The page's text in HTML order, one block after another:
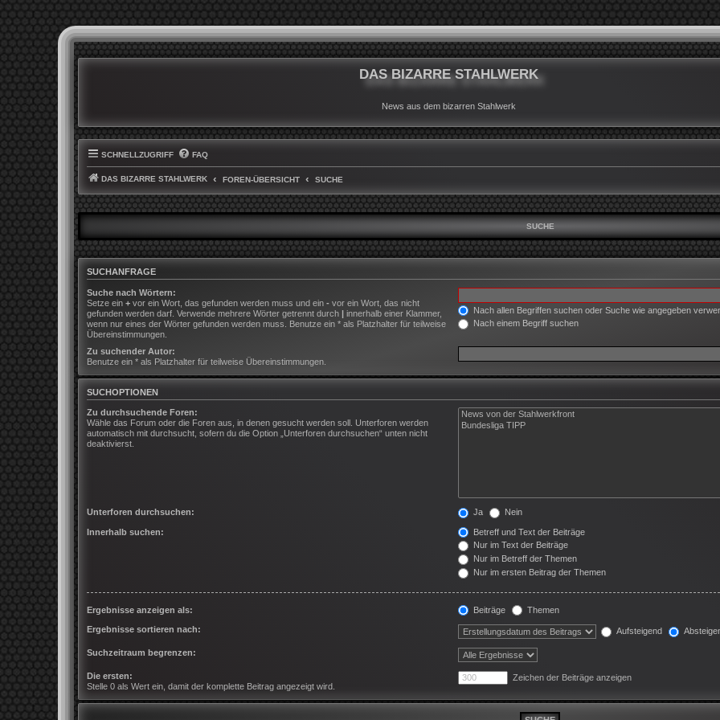
DAS BIZARRE STAHLWERK
News aus dem bizarren Stahlwerk
SCHNELLZUGRIFF FAQ
DAS BIZARRE STAHLWERK FOREN-ÜBERSICHT SUCHE
SUCHE
SUCHANFRAGE
Suche nach Wörtern:
Setze ein + vor ein Wort, das gefunden werden muss und ein - vor ein Wort, das nicht
gefunden werden darf. Verwende mehrere Wörter getrennt durch | innerhalb einer Klammer,
wenn nur eines der Wörter gefunden werden muss. Benutze ein * als Platzhalter für teilweise
Übereinstimmungen.
Nach allen Begriffen suchen oder Suche wie angegeben
Nach einem Begriff suchen
Zu suchender Autor:
Benutze ein * als Platzhalter für teilweise Übereinstimmungen.
SUCHOPTIONEN
Zu durchsuchende Foren:
Wähle das Forum oder die Foren aus, in denen gesucht werden soll. Unterforen werden
automatisch mit durchsucht, sofern du die Option „Unterforen durchsuchen“ unten nicht
deaktivierst.
Unterforen durchsuchen: Ja Nein
Innerhalb suchen:
Betreff und Text der Beiträge
Nur im Text der Beiträge
Nur im Betreff der Themen
Nur im ersten Beitrag der Themen
Ergebnisse anzeigen als: Beiträge Themen
Ergebnisse sortieren nach: Aufsteigend
Suchzeitraum begrenzen:
Die ersten:
Stelle 0 als Wert ein, damit der komplette Beitrag angezeigt wird.
Zeichen der Beiträge anzeigen